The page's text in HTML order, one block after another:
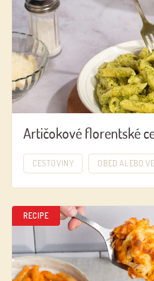
Artičokové florentské
CESTOVINY OBED ALEBO
RECIPE